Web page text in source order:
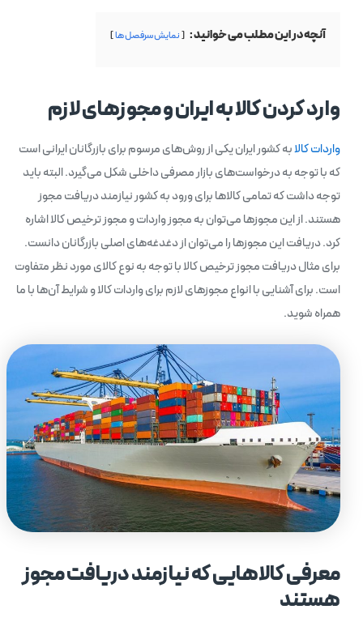
آنچه در این مطلب می خوانید : نمایش سرفصل ها
وارد کردن کالا به ایران و مجوزهای لازم
واردات کالابه کشور ایران یکی از روش‌های مرسوم برای بازرگانان ایرانی است
که با توجه به درخواست‌های بازار مصرفی داخلی شکل می‌گیرد. البته باید
توجه داشت که تمامی کالاها برای ورود به کشور نیازمند دریافت مجوز
هستند. از این مجوزها می‌توان به مجوز واردات و مجوز ترخیص کالا اشاره
کرد. دریافت این مجوزها را می‌توان از دغدغه‌های اصلی بازرگانان دانست.
برای مثال دریافت مجوز ترخیص کالا با توجه به نوع کالای مورد نظر متفاوت
است. برای آشنایی با انواع مجوزهای لازم برای واردات کالا و شرایط آن‌ها با ما
همراه شوید.
معرفی کالاهایی که نیازمند دریافت مجوز
هستند